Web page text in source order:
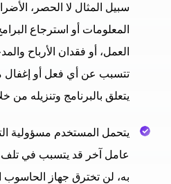
سبيل المثال لا الحصر،
المعلومات أو استرجاع
العمل، أو فقدان الأرباح
تتسبب عن أي فعل أو إغفال
يتعلق بالبرنامج وتنزيله من
يتحمل المستخدم مسؤولية
عامل آخر قد يتسبب في
به، لن تخترق جهاز